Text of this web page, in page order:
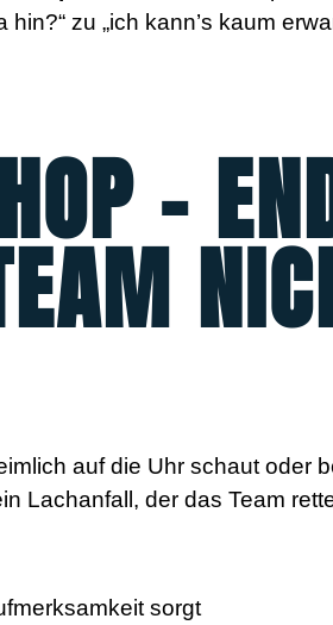
zu „ich kann’s kaum
–
auf die Uhr schaut oder
Lachanfall, der das Team
sorgt